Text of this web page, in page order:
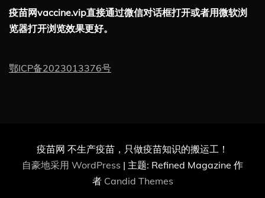
疫苗网vaccine.vip直接通过微信对话框打开或者用微软浏
览器打开浏览效果更好。
鄂ICP备2023013376号
疫苗网 不生产疫苗，只做疫苗知识的搬运工！
自豪地采用 WordPress | 主题: Refined Magazine 作
者 Candid Themes